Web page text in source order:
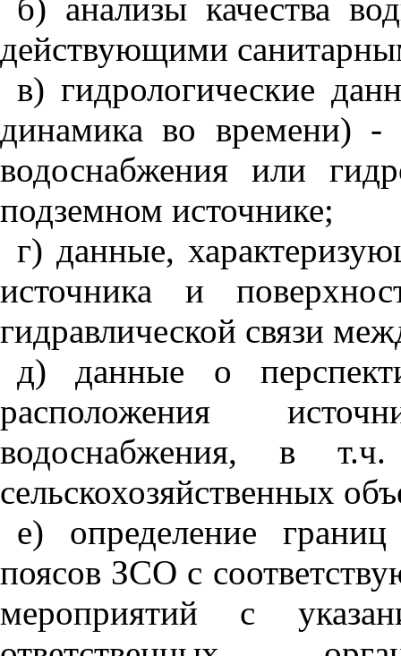
б) анализы качества
действующими
в) гидрологические
динамика во времени) -
водоснабжения или
подземном источнике;
г) данные,
источника и
гидравлической связи
д) данные о
расположения
водоснабжения, в
сельскохозяйственных
е) определение
поясов ЗСО с
мероприятий с